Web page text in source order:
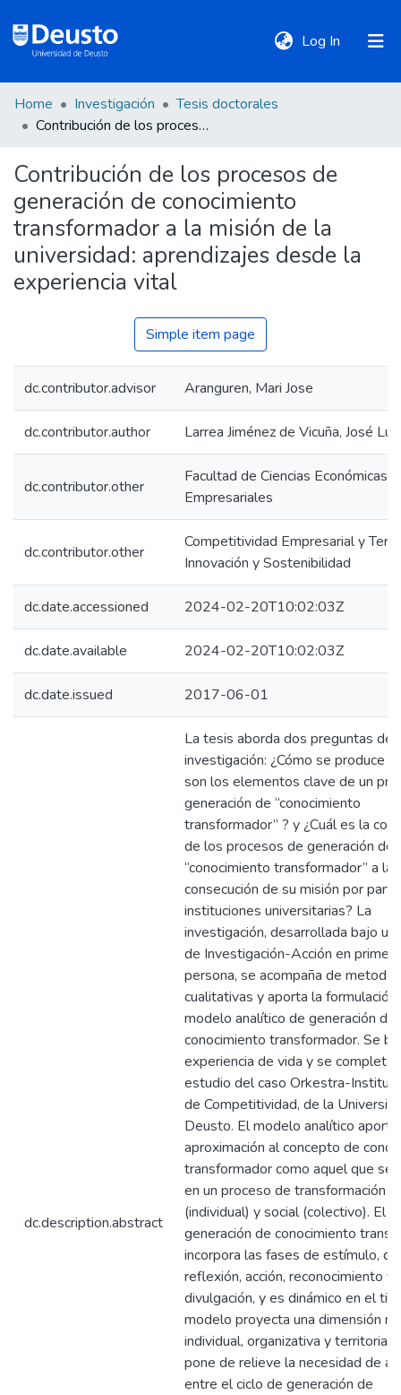
Log In (current)
DeustoTeka
Communities
&
Collections
All of DSpace
Policies
Home Investigación
Tesis doctorales
Contribución de los procesos de generación de conocimiento transformador a la misión de la universidad: aprendizajes desde la experiencia vital
Contribución de los procesos de
generación de conocimiento
transformador a la misión de la
universidad: aprendizajes desde la
experiencia vital
Simple item page
dc.contributor.advisor Aranguren, Mari Jose
dc.contributor.author Larrea Jiménez de Vicuña, José Luis
dc.contributor.other
Facultad de Ciencias Económicas y
Empresariales
dc.contributor.other
Competitividad Empresarial y
Innovación y Sostenibilidad
dc.date.accessioned 2024-02-20T10:02:03Z
dc.date.available 2024-02-20T10:02:03Z
dc.date.issued 2017-06-01
dc.description.abstract
La tesis aborda dos preguntas de
investigación: ¿Cómo se produce y
son los elementos clave de un
generación de “conocimiento
transformador” ? y ¿Cuál es la
de los procesos de generación de
“conocimiento transformador” a la
consecución de su misión por
instituciones universitarias? La
investigación, desarrollada bajo un
de Investigación-Acción en primera
persona, se acompaña de
cualitativas y aporta la formulación
modelo analítico de generación de
conocimiento transformador. Se
experiencia de vida y se completa
estudio del caso Orkestra-
de Competitividad, de la
Deusto. El modelo analítico aporta
aproximación al concepto de
transformador como aquel que se
en un proceso de transformación
(individual) y social (colectivo). El
generación de conocimiento
incorpora las fases de estímulo,
reflexión, acción, reconocimiento y
divulgación, y es dinámico en el
modelo proyecta una dimensión
individual, organizativa y
pone de relieve la necesidad de
entre el ciclo de generación de